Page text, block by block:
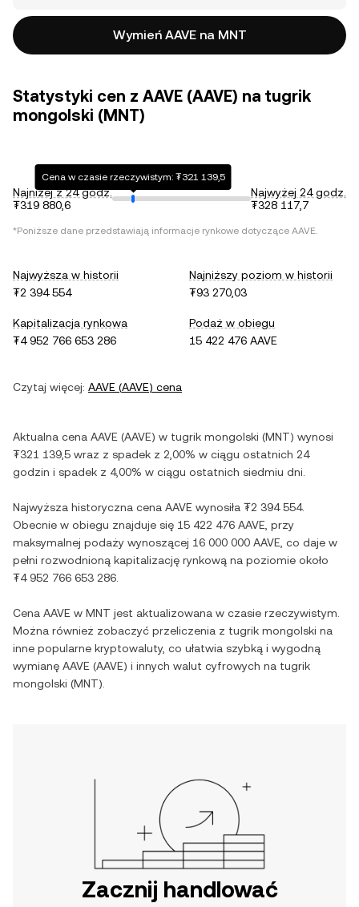
Wymień AAVE na MNT
Statystyki cen z AAVE (AAVE) na tugrik
mongolski (MNT)
Najniżej z 24 godz.
₮319 880,6
Cena w czasie rzeczywistym: ₮321 139,5
Najwyżej 24 godz.
₮328 117,7
*Poniższe dane przedstawiają informacje rynkowe dotyczące AAVE.
Najwyższa w historii
₮2 394 554
Najniższy poziom w historii
₮93 270,03
Kapitalizacja rynkowa
₮4 952 766 653 286
Podaż w obiegu
15 422 476 AAVE
Czytaj więcej: AAVE (AAVE) cena
Aktualna cena AAVE (AAVE) w tugrik mongolski (MNT) wynosi
₮321 139,5 wraz z spadek z 2,00% w ciągu ostatnich 24
godzin i spadek z 4,00% w ciągu ostatnich siedmiu dni.
Najwyższa historyczna cena AAVE wynosiła ₮2 394 554.
Obecnie w obiegu znajduje się 15 422 476 AAVE , przy
maksymalnej podaży wynoszącej 16 000 000 AAVE , co daje w
pełni rozwodnioną kapitalizację rynkową na poziomie około
₮4 952 766 653 286
Cena AAVE w MNT jest aktualizowana w czasie rzeczywistym.
Można również zobaczyć przeliczenia z tugrik mongolski na
inne popularne kryptowaluty, co ułatwia szybką i wygodną
wymianę AAVE (AAVE) i innych walut cyfrowych na tugrik
mongolski (MNT).
Zacznij handlować